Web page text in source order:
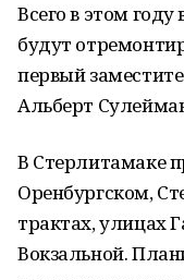
Всего в этом
будут
первый
Альберт
В Стерлитамаке
Оренбургском,
трактах, улицах
Вокзальной.